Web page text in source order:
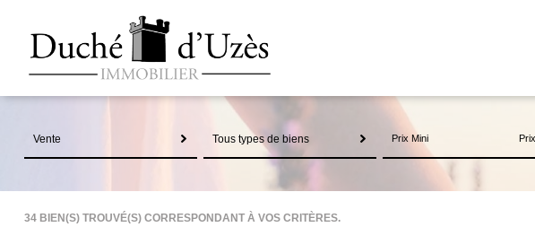
Vente Tous types de biens
34BIEN(S) TROUVÉ(S) CORRESPONDANT À VOS CRITÈRES.